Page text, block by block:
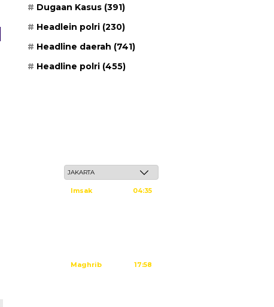
Dugaan Kasus (391)
Headlein polri (230)
Headline daerah (741)
Headline polri (455)
Imsak 04:35
Maghrib 17:58